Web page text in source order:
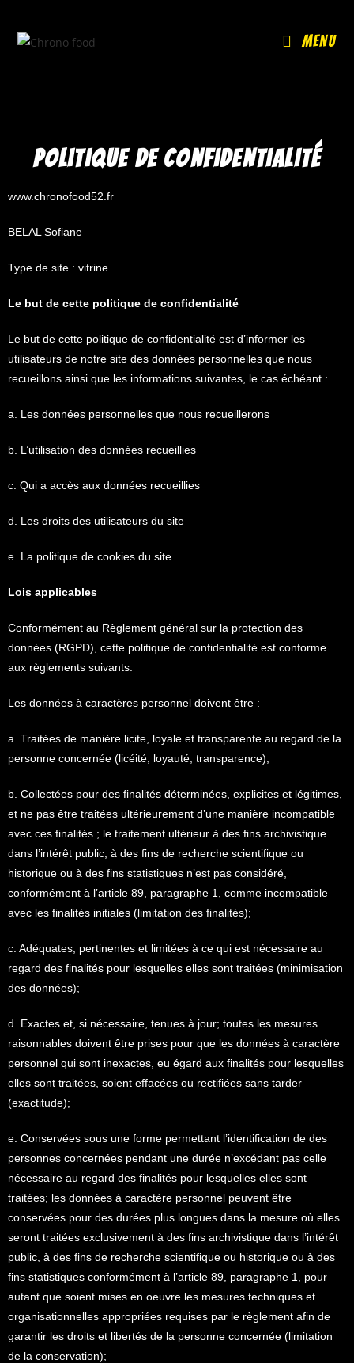
Menu
Politique de confidentialité
www.chronofood52.fr
BELAL Sofiane
Type de site : vitrine
Le but de cette politique de confidentialité
Le but de cette politique de confidentialité est d’informer les
utilisateurs de notre site des données personnelles que nous
recueillons ainsi que les informations suivantes, le cas échéant :
a. Les données personnelles que nous recueillerons
b. L’utilisation des données recueillies
c. Qui a accès aux données recueillies
d. Les droits des utilisateurs du site
e. La politique de cookies du site
Lois applicables
Conformément au Règlement général sur la protection des
données (RGPD), cette politique de confidentialité est conforme
aux règlements suivants.
Les données à caractères personnel doivent être :
a. Traitées de manière licite, loyale et transparente au regard de la
personne concernée (licéité, loyauté, transparence);
b. Collectées pour des finalités déterminées, explicites et légitimes,
et ne pas être traitées ultérieurement d’une manière incompatible
avec ces finalités ; le traitement ultérieur à des fins archivistique
dans l’intérêt public, à des fins de recherche scientifique ou
historique ou à des fins statistiques n’est pas considéré,
conformément à l’article 89, paragraphe 1, comme incompatible
avec les finalités initiales (limitation des finalités);
c. Adéquates, pertinentes et limitées à ce qui est nécessaire au
regard des finalités pour lesquelles elles sont traitées (minimisation
des données);
d. Exactes et, si nécessaire, tenues à jour; toutes les mesures
raisonnables doivent être prises pour que les données à caractère
personnel qui sont inexactes, eu égard aux finalités pour lesquelles
elles sont traitées, soient effacées ou rectifiées sans tarder
(exactitude);
e. Conservées sous une forme permettant l’identification de des
personnes concernées pendant une durée n’excédant pas celle
nécessaire au regard des finalités pour lesquelles elles sont
traitées; les données à caractère personnel peuvent être
conservées pour des durées plus longues dans la mesure où elles
seront traitées exclusivement à des fins archivistique dans l’intérêt
public, à des fins de recherche scientifique ou historique ou à des
fins statistiques conformément à l’article 89, paragraphe 1, pour
autant que soient mises en oeuvre les mesures techniques et
organisationnelles appropriées requises par le règlement afin de
garantir les droits et libertés de la personne concernée (limitation
de la conservation);